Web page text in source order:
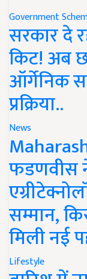
Government
सरकार दे
किट! अब
ऑर्गेनिक
प्रक्रिया..
News
फडणवीस
सम्मान,
मिली नई
Lifestyle